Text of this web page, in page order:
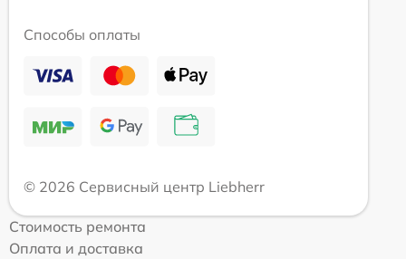
Способы оплаты
© 2026 Сервисный центр Liebherr
Стоимость ремонта
Оплата и доставка